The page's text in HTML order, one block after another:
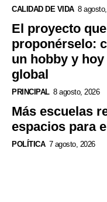
CALIDAD DE VIDA 8
El proyecto
proponérselo:
un hobby y
global
PRINCIPAL 8 agosto, 2026
Más escuelas
espacios para
POLÍTICA 7 agosto, 2026